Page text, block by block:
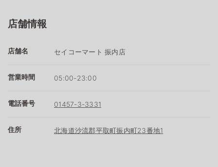
店舗情報
店舗名 セイコーマート 振内店
営業時間 05:00-23:00
電話番号 01457-3-3331
住所 北海道沙流郡平取町振内町23番地1